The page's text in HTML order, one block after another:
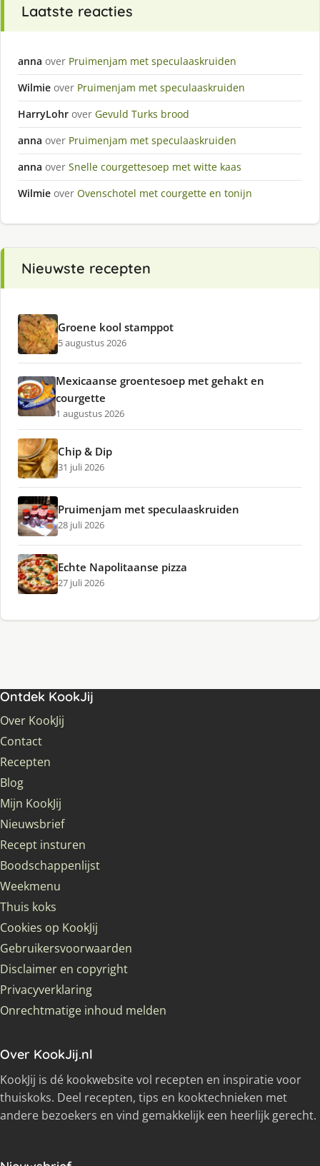
Laatste reacties
anna over Pruimenjam met speculaaskruiden
Wilmie over Pruimenjam met speculaaskruiden
HarryLohr over Gevuld Turks brood
anna over Pruimenjam met speculaaskruiden
anna over Snelle courgettesoep met witte kaas
Wilmie over Ovenschotel met courgette en tonijn
Nieuwste recepten
Groene kool stamppot
5 augustus 2026
Mexicaanse groentesoep met gehakt en
courgette
1 augustus 2026
Chip & Dip
31 juli 2026
Pruimenjam met speculaaskruiden
28 juli 2026
Echte Napolitaanse pizza
27 juli 2026
Ontdek KookJij
Over KookJij
Contact
Recepten
Blog
Mijn KookJij
Nieuwsbrief
Recept insturen
Boodschappenlijst
Weekmenu
Thuis koks
Cookies op KookJij
Gebruikersvoorwaarden
Disclaimer en copyright
Privacyverklaring
Onrechtmatige inhoud melden
Over KookJij.nl
KookJij is dé kookwebsite vol recepten en inspiratie voor
thuiskoks. Deel recepten, tips en kooktechnieken met
andere bezoekers en vind gemakkelijk een heerlijk gerecht.